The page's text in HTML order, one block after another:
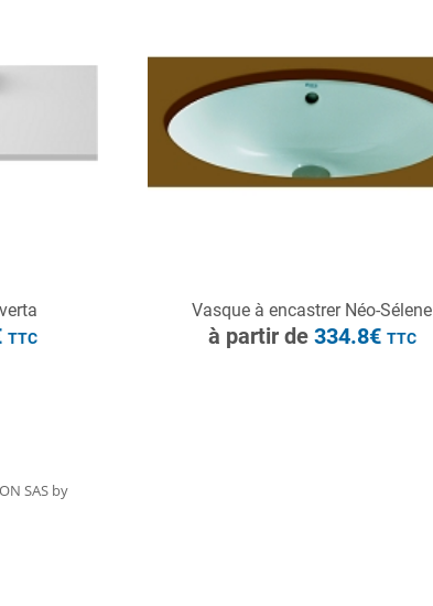
à partir de
289.2€
TTC
Vasque à encastrer Néo-Sélene
à partir de 334.8€ TTC
Demande de devis
SAS by